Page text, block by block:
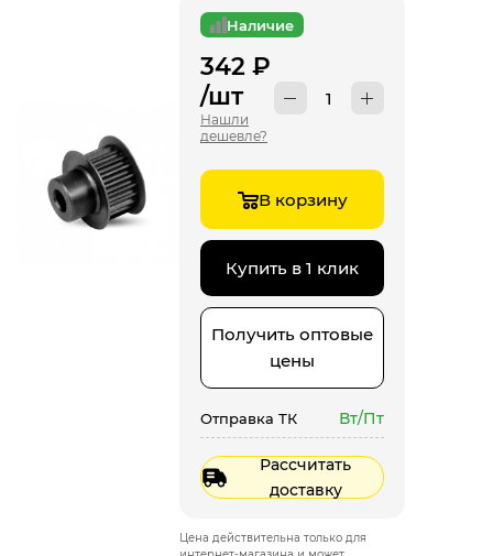
Наличие
342 ₽
/шт
Нашли
дешевле?
В корзину
Купить в 1 клик
Получить оптовые
цены
Отправка ТК Вт/Пт
Рассчитать
доставку
Цена действительна только для